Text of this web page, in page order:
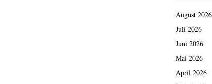
August 2026
Juli 2026
Juni 2026
Mai 2026
April 2026